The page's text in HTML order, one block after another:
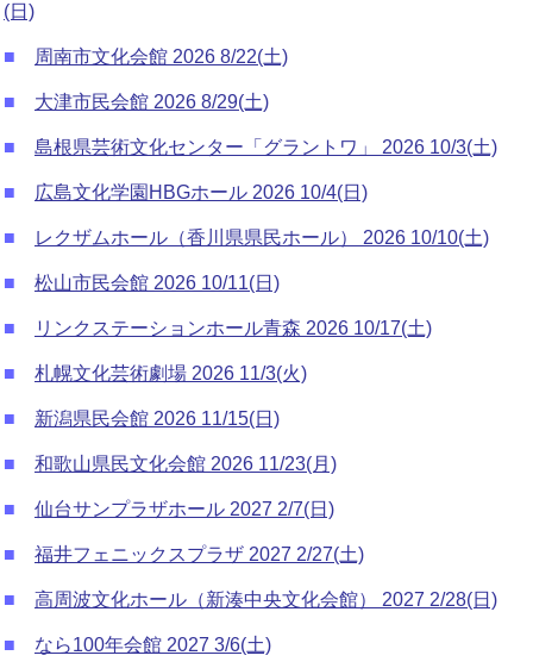
(日)
■ 周南市文化会館 2026 8/22(土)
■ 大津市民会館 2026 8/29(土)
■ 島根県芸術文化センター「グラントワ」 2026 10/3(土)
■ 広島文化学園HBGホール 2026 10/4(日)
■ レクザムホール（香川県県民ホール） 2026 10/10(土)
■ 松山市民会館 2026 10/11(日)
■ リンクステーションホール青森 2026 10/17(土)
■ 札幌文化芸術劇場 2026 11/3(火)
■ 新潟県民会館 2026 11/15(日)
■ 和歌山県民文化会館 2026 11/23(月)
■ 仙台サンプラザホール 2027 2/7(日)
■ 福井フェニックスプラザ 2027 2/27(土)
■ 高周波文化ホール（新湊中央文化会館） 2027 2/28(日)
■ なら100年会館 2027 3/6(土)